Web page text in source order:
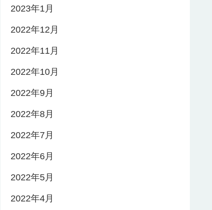
2023年1月
2022年12月
2022年11月
2022年10月
2022年9月
2022年8月
2022年7月
2022年6月
2022年5月
2022年4月